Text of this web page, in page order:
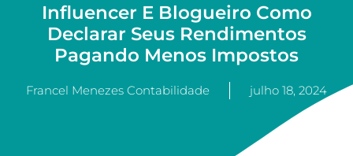
Influencer E Blogueiro Como
Declarar Seus Rendimentos
Pagando Menos Impostos
Francel Menezes Contabilidade julho 18, 2024